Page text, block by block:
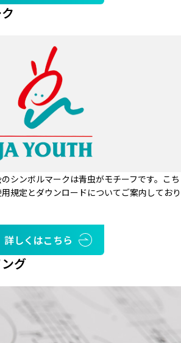
シンボルマークは青虫がモチーフです。こち
規定とダウンロードについてご案内しており
詳しくはこちら
グ